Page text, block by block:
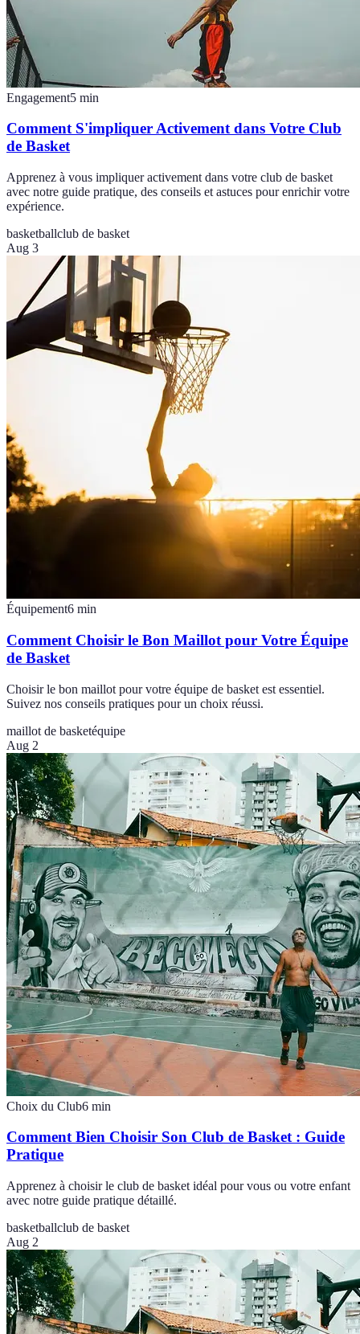
Engagement5 min
Comment S'impliquer Activement dans Votre Club
de Basket
Apprenez à vous impliquer activement dans votre club de basket
avec notre guide pratique, des conseils et astuces pour enrichir votre
expérience.
basketballclub de basket
Aug 3
Équipement6 min
Comment Choisir le Bon Maillot pour Votre Équipe
de Basket
Choisir le bon maillot pour votre équipe de basket est essentiel.
Suivez nos conseils pratiques pour un choix réussi.
maillot de basketéquipe
Aug 2
Choix du Club6 min
Comment Bien Choisir Son Club de Basket : Guide
Pratique
Apprenez à choisir le club de basket idéal pour vous ou votre enfant
avec notre guide pratique détaillé.
basketballclub de basket
Aug 2